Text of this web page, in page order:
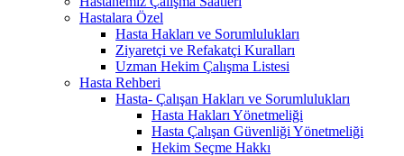
Hastalara Özel
Hasta Hakları ve Sorumlulukları
Ziyaretçi ve Refakatçi Kuralları
Uzman Hekim Çalışma Listesi
Hasta Rehberi
Hasta- Çalışan Hakları ve Sorumlulukları
Hasta Hakları Yönetmeliği
Hasta Çalışan Güvenliği Yönetmeliği
Hekim Seçme Hakkı